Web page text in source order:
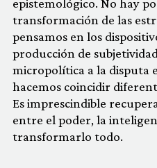
epistemológico. No hay
transformación de las
pensamos en los
producción de
micropolítica a la disputa
hacemos coincidir
Es imprescindible
entre el poder, la
transformarlo todo.